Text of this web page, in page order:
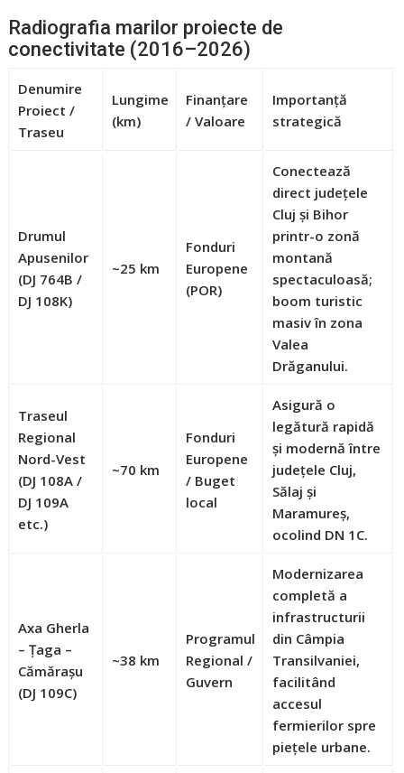
Radiografia marilor proiecte de
conectivitate (2016–2026)
Denumire
Proiect /
Traseu
Lungime
(km)
Finanțare
/ Valoare
Importanță
strategică
Drumul
Apusenilor
(DJ 764B /
DJ 108K)
~25 km
Fonduri
Europene
(POR)
Conectează
direct județele
Cluj și Bihor
printr-o zonă
montană
spectaculoasă;
boom turistic
masiv în zona
Valea
Drăganului.
Traseul
Regional
Nord-Vest
(DJ 108A /
DJ 109A
etc.)
~70 km
Fonduri
Europene
/ Buget
local
Asigură o
legătură rapidă
și modernă între
județele Cluj,
Sălaj și
Maramureș,
ocolind DN 1C.
Axa Gherla
– Țaga –
Cămărașu
(DJ 109C)
~38 km
Programul
Regional /
Guvern
Modernizarea
completă a
infrastructurii
din Câmpia
Transilvaniei,
facilitând
accesul
fermierilor spre
piețele urbane.